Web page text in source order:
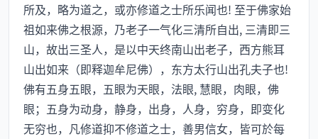
所及，略为道之，或亦修道之士所乐闻也! 至于佛家始
祖如来佛之根源，乃老子一气化三清所自出, 三清即三
山，故出三圣人，是以中天终南山出老子，西方熊耳
山出如来（即释迦牟尼佛），东方太行山出孔夫子也!
佛有五身五眼，五眼为天眼，法眼, 慧眼，肉眼，佛
眼；五身为动身，静身，出身，人身，穷身，即变化
无穷也，凡修道抑不修道之士，善男信女，皆可於每